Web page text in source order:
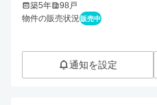
築5年
98戸
物件の販売状況販売中
通知を設定